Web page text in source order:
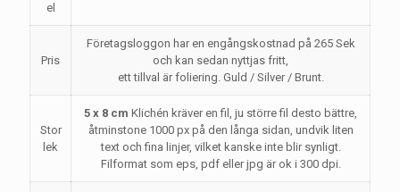
el
Pris
Företagsloggon har en engångskostnad på 265 Sek
och kan sedan nyttjas fritt,
ett tillval är foliering. Guld / Silver / Brunt.
Stor
lek
5 x 8 cm Klichén kräver en fil, ju större fil desto bättre,
åtminstone 1000 px på den långa sidan, undvik liten
text och fina linjer, vilket kanske inte blir synligt.
Filformat som eps, pdf eller jpg är ok i 300 dpi.